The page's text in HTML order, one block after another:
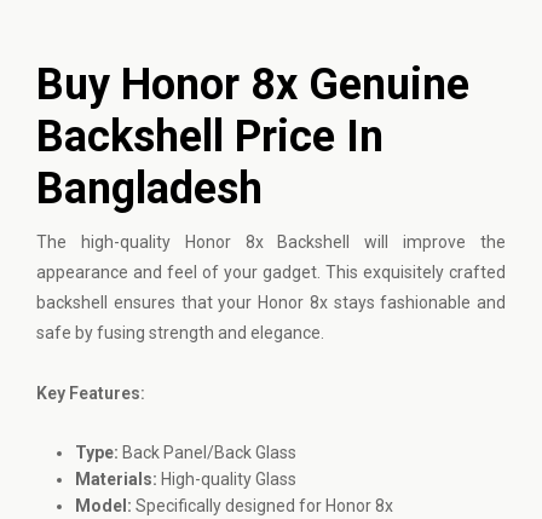
Buy Honor 8x Genuine
Backshell Price In
Bangladesh
The high-quality Honor8x Backshell will improve the
appearance and feel of your gadget. This exquisitely crafted
backshell ensures that your Honor 8x stays fashionable and
safe by fusing strength and elegance.
Key Features:
Type: Back Panel/Back Glass
Materials: High-quality Glass
Model: Specifically designed for Honor 8x